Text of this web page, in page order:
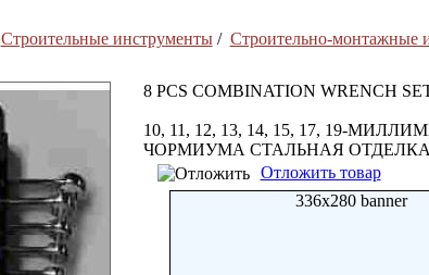
Строительные инструменты/ Строительно-монтажные
8 PCS COMBINATION WRENCH
10, 11, 12, 13, 14, 15, 17, 19-
ЧОРМИУМА СТАЛЬНАЯ
Отложить товар
336x280 banner